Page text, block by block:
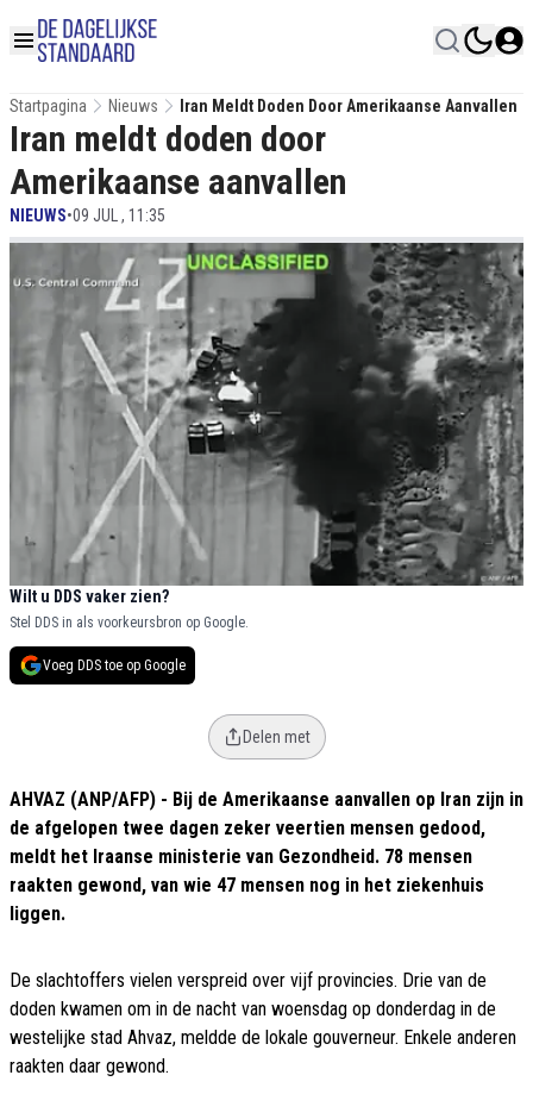
Startpagina Nieuws Iran Meldt Doden Door Amerikaanse Aanvallen
Iran meldt doden door
Amerikaanse aanvallen
NIEUWS•09 JUL , 11:35
Wilt u DDS vaker zien?
Stel DDS in als voorkeursbron op Google.
Voeg DDS toe op Google
Delen met
AHVAZ (ANP/AFP) - Bij de Amerikaanse aanvallen op Iran zijn in
de afgelopen twee dagen zeker veertien mensen gedood,
meldt het Iraanse ministerie van Gezondheid. 78 mensen
raakten gewond, van wie 47 mensen nog in het ziekenhuis
liggen.
De slachtoffers vielen verspreid over vijf provincies. Drie van de
doden kwamen om in de nacht van woensdag op donderdag in de
westelijke stad Ahvaz, meldde de lokale gouverneur. Enkele anderen
raakten daar gewond.